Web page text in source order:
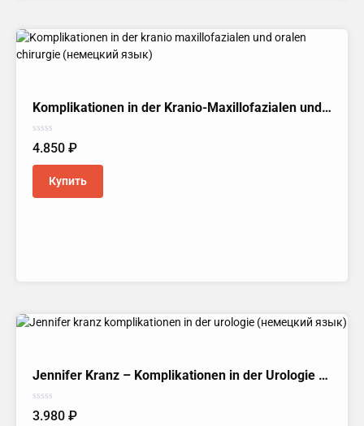
Komplikationen in der Kranio-Maxillofazialen und Oralen Chirurgie (Немецкий язык)
Оценка
0
5
4.850 ₽
Купить
Jennifer Kranz – Komplikationen in der Urologie (Немецкий язык)
Оценка
0
3.980 ₽